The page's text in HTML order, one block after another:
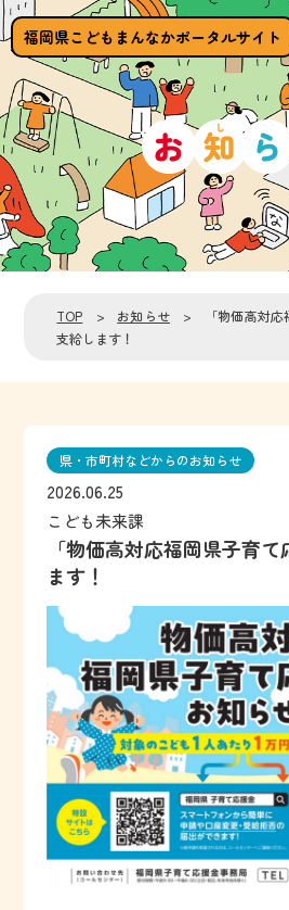
福岡県こどもまんなかポータルサイト
TOP > お知らせ> 「物価高対応福
支給します！
県・市町村などからのお知らせ
2026.06.25
こども未来課
「物価高対応福岡県子育
ます！